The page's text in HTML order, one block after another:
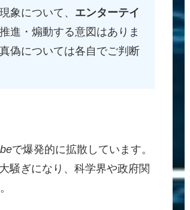
象について、 エンターテイ
進・煽動する意図はありま
偽については各自でご判断
で爆発的に拡散しています。
騒ぎになり、科学界や政府関